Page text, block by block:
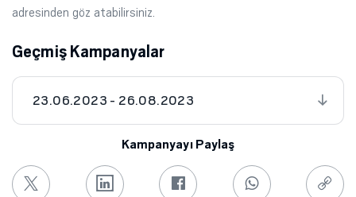
adresinden göz atabilirsiniz.
Geçmiş Kampanyalar
23.06.2023 - 26.08.2023
Kampanyayı Paylaş